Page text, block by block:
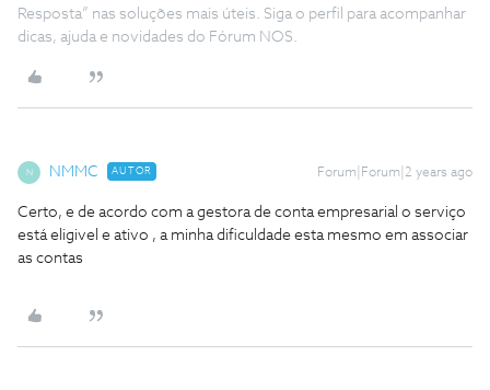
Resposta” nas soluções mais úteis. Siga o perfil para acompanhar
dicas, ajuda e novidades do Fórum NOS.
N NMMC AUTOR Forum|Forum|2 years ago
Certo, e de acordo com a gestora de conta empresarial o serviço
está eligivel e ativo , a minha dificuldade esta mesmo em associar
as contas